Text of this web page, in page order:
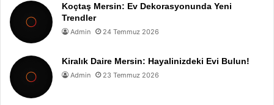
Koçtaş Mersin: Ev Dekorasyonunda Yeni
Trendler
Admin 24 Temmuz 2026
Kiralık Daire Mersin: Hayalinizdeki Evi Bulun!
Admin 23 Temmuz 2026